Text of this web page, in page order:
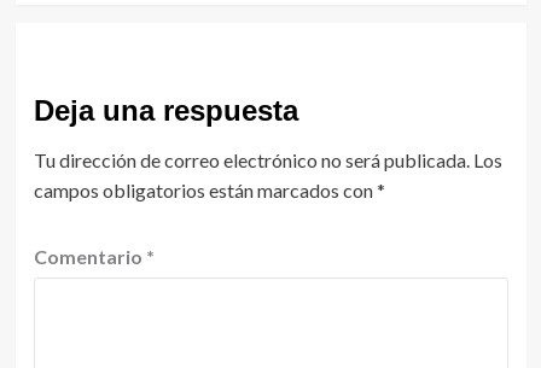
Deja una respuesta
Tu dirección de correo electrónico no será publicada. Los
campos obligatorios están marcados con*
Comentario *